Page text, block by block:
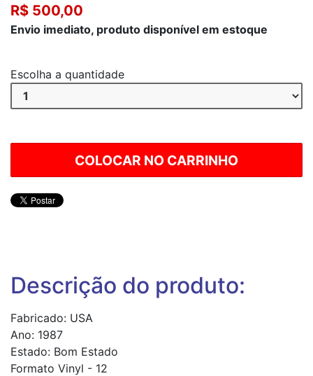
R$ 500,00
Envio imediato, produto disponível em estoque
Escolha a quantidade
Descrição do produto:
Fabricado: USA
Ano: 1987
Estado: Bom Estado
Formato Vinyl - 12